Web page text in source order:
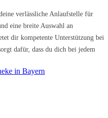
verlässliche Anlaufstelle für
eine breite Auswahl an
dir kompetente Unterstützung bei
dafür, dass du dich bei jedem
in Bayern